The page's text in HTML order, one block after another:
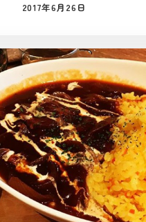
投稿日
2017年6月26日